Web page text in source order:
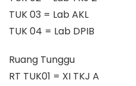
TUK 03 = Lab AKL
TUK 04 = Lab DPIB
Ruang Tunggu
RT TUK01 = XI TKJ A